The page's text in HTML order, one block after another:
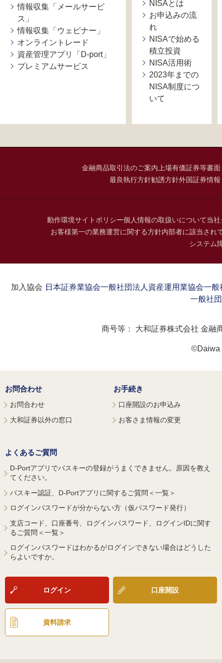
情報収集「メールサービ
ス」
情報収集「ウェビナー」
オンライントレード
資産管理アプリ「D-port」
プレミアムサービス
NISAとは
お申込みの流
れ
NISAで始める
積立投資
NISA活用術
2023年までの
NISA制度につ
いて
金融商品取引法のご案内 上場有価証券等書
最良執行方針勧誘方針外国証券情
動作環境サイトポリシー個人情報の取扱いについて当
お客様第一の業務運営に関する方針内部者に該当され
システム
加入協会：日本証券業協会一般社団法人資産運用業協会一般
一般社
商号等： 大和証券株式会社 金融
©Daiwa
お問合わせ
お問合わせ
大和証券以外の窓口
お手続き
口座開設のお申込み
お客さま情報の変更
よくあるご質問
D-Portアプリでパスキーの登録がうまくできません。原因を教え
てください。
パスキー認証、D-Portアプリに関するご質問＜一覧＞
ログインパスワードが分からない方（仮パスワード発行）
支店コード、口座番号、ログインパスワード、ログインIDに関す
るご質問＜一覧＞
ログインパスワードはわかるがログインできない場合はどうした
らよいですか。
ログイン 口座開設
資料請求